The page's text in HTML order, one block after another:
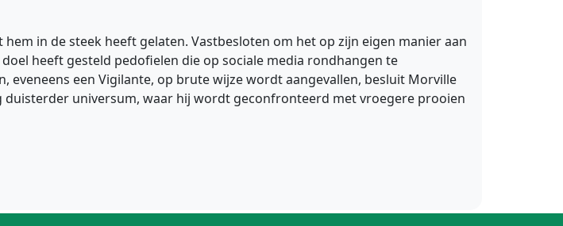
in de steek heeft gelaten. Vastbesloten om het op zijn eigen manier aan
heeft gesteld pedofielen die op sociale media rondhangen te
eveneens een Vigilante, op brute wijze wordt aangevallen, besluit Morville
universum, waar hij wordt geconfronteerd met vroegere prooien